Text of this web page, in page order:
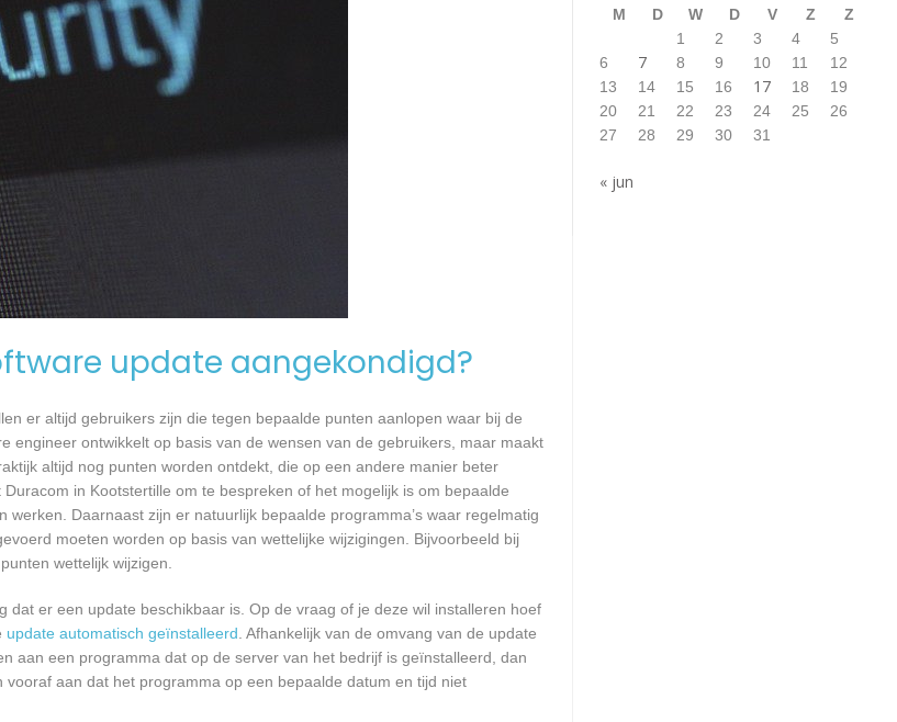
update aangekondigd?
er altijd gebruikers zijn die tegen bepaalde punten aanlopen waar bij de
engineer ontwikkelt op basis van de wensen van de gebruikers, maar maakt
altijd nog punten worden ontdekt, die op een andere manier beter
in Kootstertille om te bespreken of het mogelijk is om bepaalde
Daarnaast zijn er natuurlijk bepaalde programma’s waar regelmatig
moeten worden op basis van wettelijke wijzigingen. Bijvoorbeeld bij
wettelijk wijzigen.
er een update beschikbaar is. Op de vraag of je deze wil installeren hoef
update automatisch geïnstalleerd . Afhankelijk van de omvang van de update
aan een programma dat op de server van het bedrijf is geïnstalleerd, dan
aan dat het programma op een bepaalde datum en tijd niet
M
D W D V Z
Z
1
2 3 4
5
6
7 8 9 10 11
12
13
14 15 16 17 18
19
20
21 22 23 24 25
26
27
28 29 30 31
« jun